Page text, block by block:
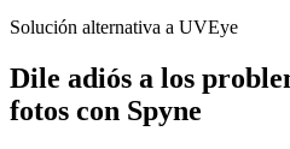
Solución alternativa a UVEye
Dile adiós a los
fotos con Spyne